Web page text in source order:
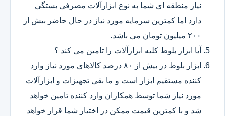
نیاز منطقه ای شما به نوع ابزارآلات مصرفی بستگی
دارد اما کمترین سرمایه مورد نیاز در حال حاضر بیش از
۲۰۰ میلیون تومان می باشد.
آیا ابزار بلوط کلیه ابزارآلات را تامین می کند ؟
ابزار بلوط در بیش از ۸۰ درصد کالاهای مورد نیاز وارد
کننده مستقیم ابزار است و ما بقی تجهیزات و ابزارآلات
مورد نیاز شما توسط همکاران وارد کننده تامین خواهد
شد و با کمترین قیمت ممکن در اختیار شما قرار خواهد